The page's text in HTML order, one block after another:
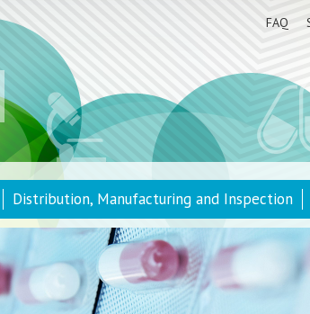
FAQ
Distribution, Manufacturing and Inspection